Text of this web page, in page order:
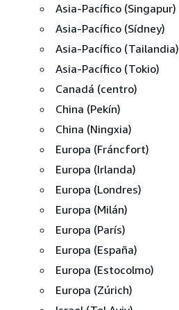
Asia-Pacífico (Singapur)
Asia-Pacífico (Sídney)
Asia-Pacífico (Tailandia)
Asia-Pacífico (Tokio)
Canadá (centro)
China (Pekín)
China (Ningxia)
Europa (Fráncfort)
Europa (Irlanda)
Europa (Londres)
Europa (Milán)
Europa (París)
Europa (España)
Europa (Estocolmo)
Europa (Zúrich)